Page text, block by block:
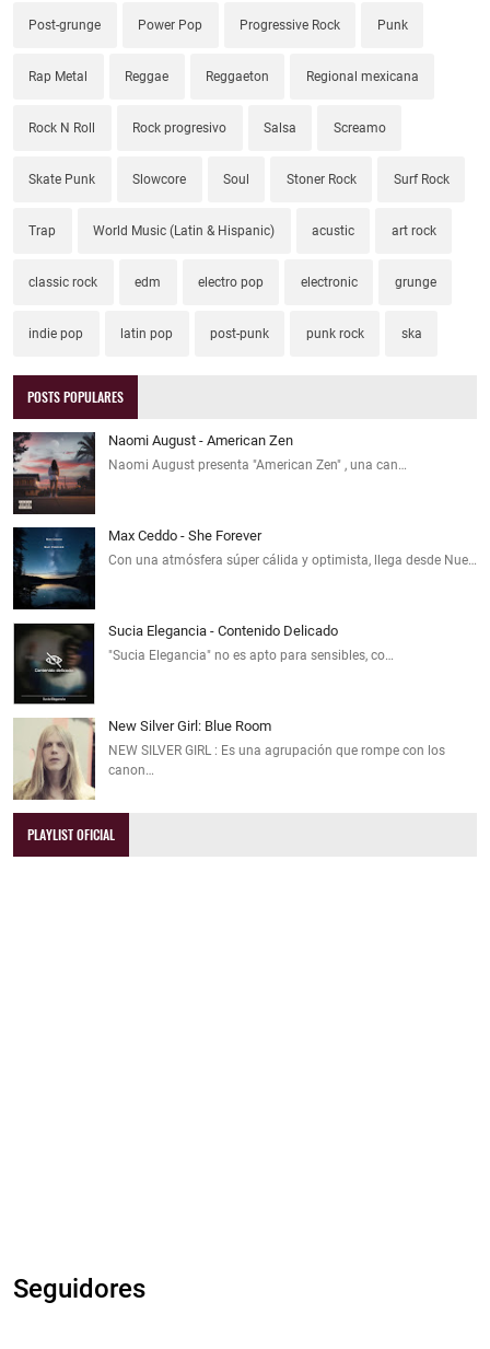
Post-grunge Power Pop Progressive Rock Punk
Rap Metal Reggae Reggaeton Regional mexicana
Rock N Roll Rock progresivo Salsa Screamo
Skate Punk Slowcore Soul Stoner Rock Surf Rock
Trap World Music (Latin & Hispanic) acustic art rock
classic rock edm electro pop electronic grunge
indie pop latin pop post-punk punk rock ska
POSTS POPULARES
Naomi August - American Zen
Naomi August presenta "American Zen" , una can…
Max Ceddo - She Forever
Con una atmósfera súper cálida y optimista, llega desde Nue…
Sucia Elegancia - Contenido Delicado
"Sucia Elegancia" no es apto para sensibles, co…
New Silver Girl: Blue Room
NEW SILVER GIRL : Es una agrupación que rompe con los
canon…
PLAYLIST OFICIAL
Seguidores